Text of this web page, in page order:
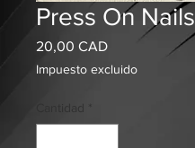
Press On Nails
20,00 CADPrecio
Impuesto excluido
Cantidad *